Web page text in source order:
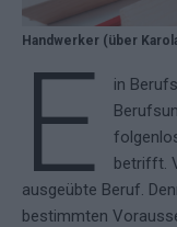
Handwerker (über
E
in
betrifft.
ausgeübte Beruf.
bestimmten